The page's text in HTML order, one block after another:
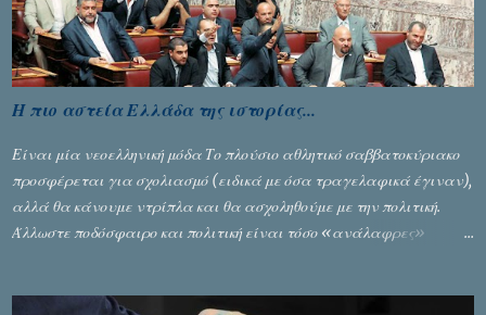
Η πιο αστεία Ελλάδα της ιστορίας...
Είναι μία νεοελληνική μόδα Το πλούσιο αθλητικό σαββατοκύριακο
προσφέρεται για σχολιασμό (ειδικά με όσα τραγελαφικά έγιναν),
αλλά θα κάνουμε ντρίπλα και θα ασχοληθούμε με την πολιτική.
Άλλωστε ποδόσφαιρο και πολιτική είναι τόσο «ανάλαφρες»